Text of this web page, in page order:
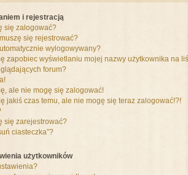
i rejestracją
się zalogować?
się rejestrować?
wylogowywany?
zapobiec wyświetlaniu mojej nazwy użytkownika na
forum?
ale nie mogę się zalogować!
jakiś czas temu, ale nie mogę się teraz zalogować!?!
się zarejestrować?
ciasteczka”?
użytkowników